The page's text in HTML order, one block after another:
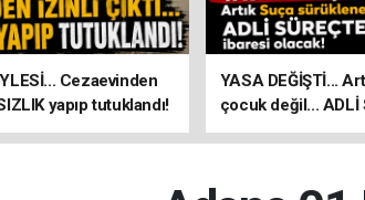
Cezaevinden
yapıp tutuklandı!
YASA DEĞİŞTİ...
çocuk değil... ADLİ
ibaresi olacak